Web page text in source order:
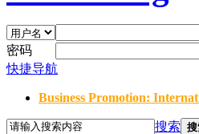
密码
快捷导航
Business Promotion:
搜索